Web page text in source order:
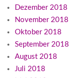
Dezember 2018
November 2018
Oktober 2018
September 2018
August 2018
Juli 2018